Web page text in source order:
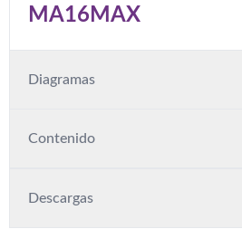
MA16MAX
Diagramas
Contenido
Descargas